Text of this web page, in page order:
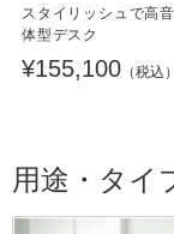
スタイリッシュで高
体型デスク
¥155,100 （税込
用途・タイ